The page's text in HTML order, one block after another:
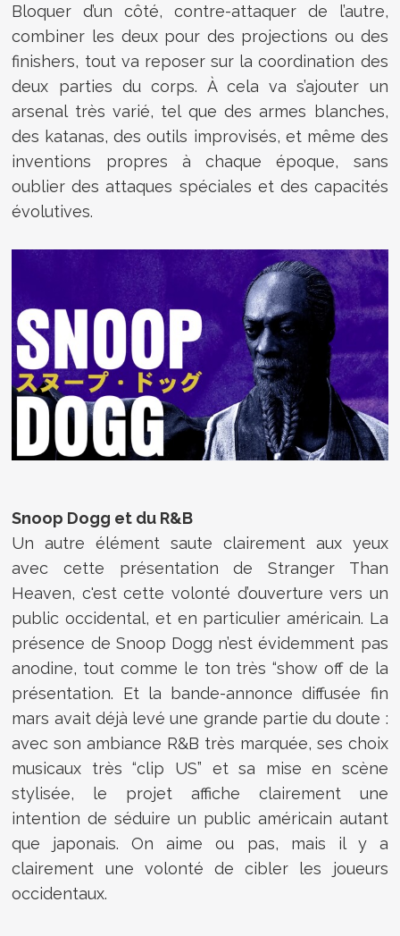
Bloquer d’un côté, contre-attaquer de l’autre,
combiner les deux pour des projections ou des
finishers, tout va reposer sur la coordination des
deux parties du corps. À cela va s’ajouter un
arsenal très varié, tel que des armes blanches,
des katanas, des outils improvisés, et même des
inventions propres à chaque époque, sans
oublier des attaques spéciales et des capacités
évolutives.
Snoop Dogg et du R&B
Un autre élément saute clairement aux yeux
avec cette présentation de Stranger Than
Heaven, c'est cette volonté d’ouverture vers un
public occidental, et en particulier américain. La
présence de Snoop Dogg n’est évidemment pas
anodine, tout comme le ton très “show off de la
présentation. Et la bande-annonce diffusée fin
mars avait déjà levé une grande partie du doute :
avec son ambiance R&B très marquée, ses choix
musicaux très “clip US” et sa mise en scène
stylisée, le projet affiche clairement une
intention de séduire un public américain autant
que japonais. On aime ou pas, mais il y a
clairement une volonté de cibler les joueurs
occidentaux.